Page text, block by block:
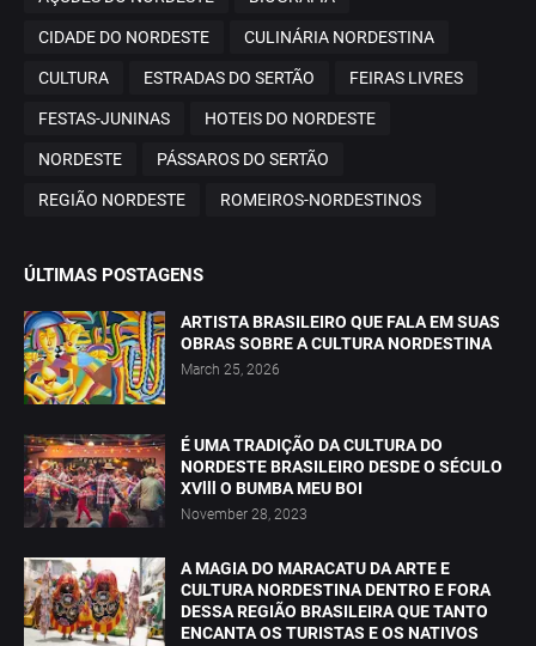
CIDADE DO NORDESTE CULINÁRIA NORDESTINA
CULTURA ESTRADAS DO SERTÃO FEIRAS LIVRES
FESTAS-JUNINAS HOTEIS DO NORDESTE
NORDESTE PÁSSAROS DO SERTÃO
REGIÃO NORDESTE ROMEIROS-NORDESTINOS
ÚLTIMAS POSTAGENS
ARTISTA BRASILEIRO QUE FALA EM SUAS
OBRAS SOBRE A CULTURA NORDESTINA
March 25, 2026
É UMA TRADIÇÃO DA CULTURA DO
NORDESTE BRASILEIRO DESDE O SÉCULO
XVlll O BUMBA MEU BOI
November 28, 2023
A MAGIA DO MARACATU DA ARTE E
CULTURA NORDESTINA DENTRO E FORA
DESSA REGIÃO BRASILEIRA QUE TANTO
ENCANTA OS TURISTAS E OS NATIVOS